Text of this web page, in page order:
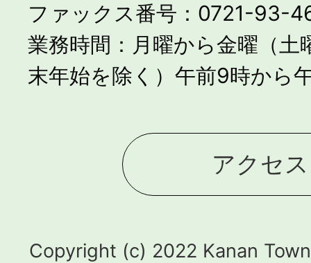
ファックス番号：0721-93-
業務時間：月曜から金曜（土
末年始を除く）午前9時から
アクセス
Copyright (c) 2022 Kanan